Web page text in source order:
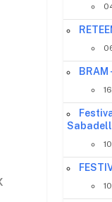
BRAM
Sabadell